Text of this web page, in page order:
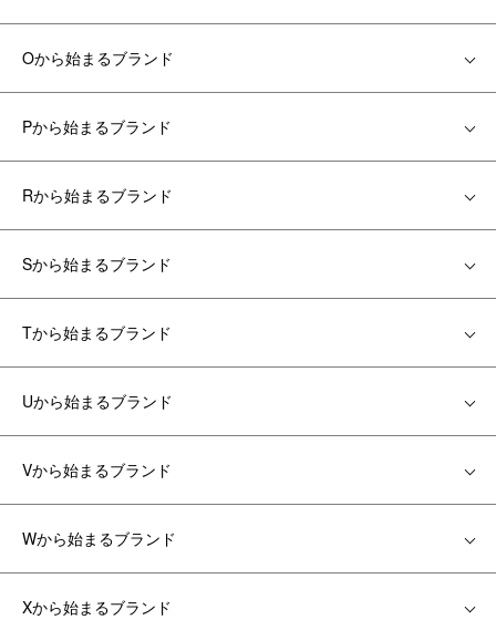
Oから始まるブランド
Pから始まるブランド
Rから始まるブランド
Sから始まるブランド
Tから始まるブランド
Uから始まるブランド
Vから始まるブランド
Wから始まるブランド
Xから始まるブランド